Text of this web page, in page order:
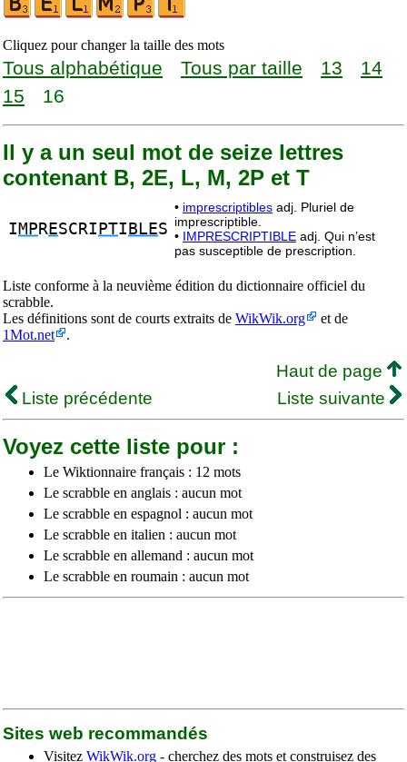
Cliquez pour changer la taille des mots
Tous alphabétique Tous par taille 13
14
15
16
Il y a un seul mot de seize lettres
contenant B, 2E, L, M, 2P et T
I MP RESCRI PTI BLES
• imprescriptibles adj. Pluriel de
imprescriptible.
• IMPRESCRIPTIBLE adj. Qui n’est
pas susceptible de prescription.
Liste conforme à la neuvième édition du dictionnaire officiel du
scrabble.
Les définitions sont de courts extraits de WikWik.org
et de
1Mot.net
.
Haut de page
Liste précédente
Liste suivante
Voyez cette liste pour :
Le Wiktionnaire français : 12 mots
Le scrabble en anglais : aucun mot
Le scrabble en espagnol : aucun mot
Le scrabble en italien : aucun mot
Le scrabble en allemand : aucun mot
Le scrabble en roumain : aucun mot
Sites web recommandés
Visitez WikWik.org - cherchez des mots et construisez des